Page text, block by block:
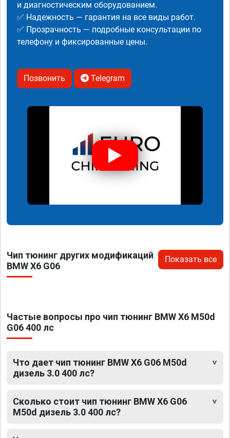
и диагностическим оборудованием.
✅ Надежность — гарантия на все виды работ.
✅ Прозрачность — подробные консультации по
телефону и фиксированные цены.
Позвонить Telegram
Чип тюнинг других модификаций
BMW X6 G06
Показать все
Частые вопросы про чип тюнинг BMW X6 M50d
G06 400 лс
Что дает чип тюнинг BMW X6 G06 M50d
дизель 3.0 400 лс?
Сколько стоит чип тюнинг BMW X6 G06
M50d дизель 3.0 400 лс?